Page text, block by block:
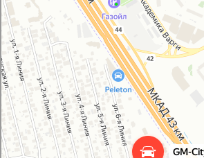
GM-City&VAG-Repair
Автосервис, автотехцентр в Москве
Магазин автозапчастей и автотоваров в Москве